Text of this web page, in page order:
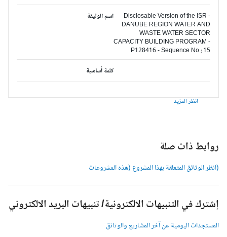
اسم الوثيقة
Disclosable Version of the ISR -
DANUBE REGION WATER AND
WASTE WATER SECTOR
CAPACITY BUILDING PROGRAM -
P128416 - Sequence No : 15
كلمة أساسية
انظر المزيد
روابط ذات صلة
(انظر الوثائق المتعلقة بهذا المشروع (هذه المشروعات
إشترك في التنبيهات الالكترونية/ تنبيهات البريد الالكتروني
المستجدات اليومية عن آخر المشاريع والوثائق